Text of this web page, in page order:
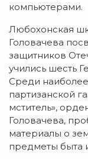
компьютерами.
Любохонская
Головачева
защитников
учились шесть
Среди
партизанской
мститель»,
Головачева,
материалы о
предметы быта